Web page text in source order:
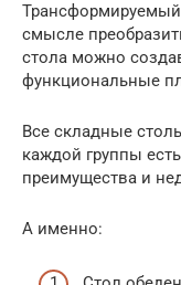
смысле
стола можно
функциональные
Все складные
каждой группы
преимущества и
А именно: